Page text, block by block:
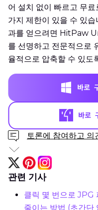
어 설치 없이 빠르고 무
가지 제한이 있을 수 있
과를 얻으려면 HitPaw
를 선명하고 전문적으로
율적으로 압축할 수 있도
토론에 참여하고 의
관련 기사
클릭 몇 번으로 JPG
줄이는 방법 (초간단